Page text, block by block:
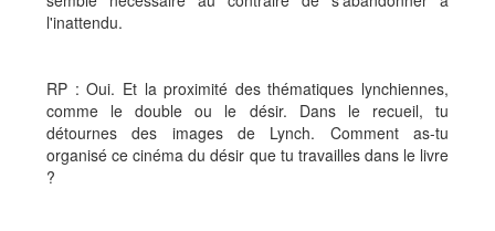
l'inattendu.
RP : Oui. Et la proximité des thématiques lynchiennes,
comme le double ou le désir. Dans le recueil, tu
détournes des images de Lynch. Comment as-tu
organisé ce cinéma du désir que tu travailles dans le livre
?